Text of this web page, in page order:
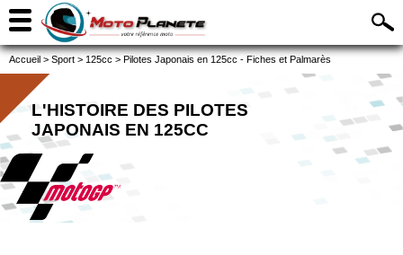
Accueil > Sport > 125cc > Pilotes Japonais en 125cc - Fiches et Palmarès
L'HISTOIRE DES PILOTES
JAPONAIS EN 125CC